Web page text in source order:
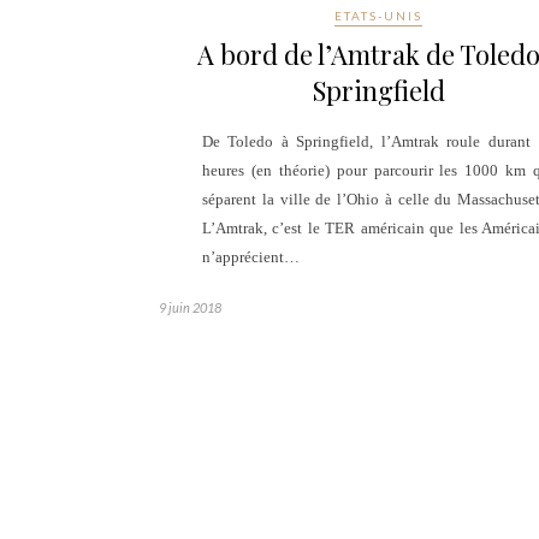
ETATS-UNIS
A bord de l’Amtrak de
Springfield
De Toledo à Springfield, l’Amtrak roule durant
heures (en théorie) pour parcourir les 1000 km
séparent la ville de l’Ohio à celle du
L’Amtrak, c’est le TER américain que les
n’apprécient…
9 juin 2018